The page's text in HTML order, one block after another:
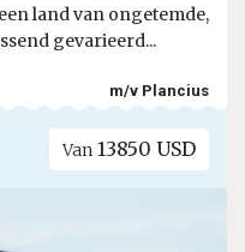
land van ongetemde,
gevarieerd...
m/v Plancius
Van 13850 USD